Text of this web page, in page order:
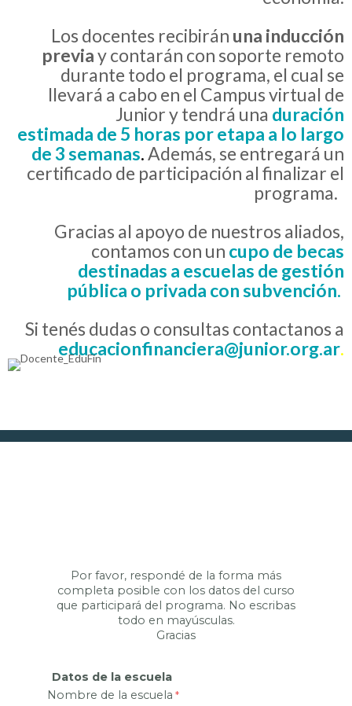
Los docentes recibirán una inducción
previay contarán con soporte remoto
durante todo el programa, el cual se
llevará a cabo en el Campus virtual de
Junior y tendrá una duración
estimada de 5 horas por etapa a lo largo
de 3 semanas.Además, se entregará un
certificado de participación al finalizar el
programa.
Gracias al apoyo de nuestros aliados,
contamos con un cupo de becas
destinadas a escuelas de gestión
pública o privada con subvención.
Si tenés dudas o consultas contactanos a
educacionfinanciera@junior.org.ar.
Por favor, respondé de la forma más
completa posible con los datos del curso
que participará del programa. No escribas
todo en mayúsculas.
Gracias
Datos de la escuela
Nombre de la escuela